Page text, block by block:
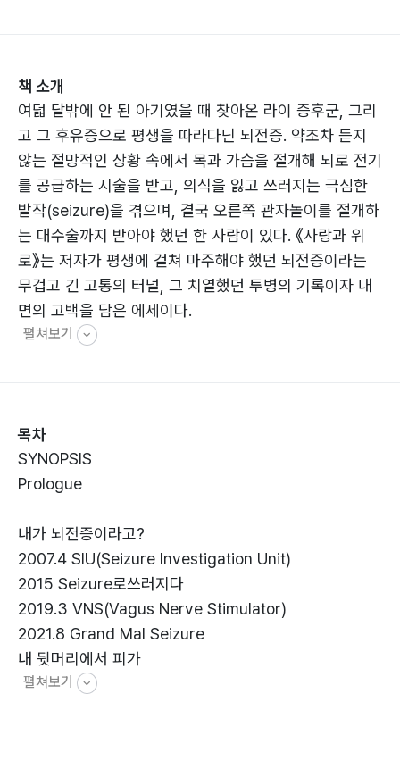
책 소개
여덟 달밖에 안 된 아기였을 때 찾아온 라이 증후군, 그리
고 그 후유증으로 평생을 따라다닌 뇌전증. 약조차 듣지
않는 절망적인 상황 속에서 목과 가슴을 절개해 뇌로 전기
를 공급하는 시술을 받고, 의식을 잃고 쓰러지는 극심한
발작(seizure)을 겪으며, 결국 오른쪽 관자놀이를 절개하
는 대수술까지 받아야 했던 한 사람이 있다. 《사랑과 위
로》는 저자가 평생에 걸쳐 마주해야 했던 뇌전증이라는
무겁고 긴 고통의 터널, 그 치열했던 투병의 기록이자 내
면의 고백을 담은 에세이다.
끝이 보이지 않는 질병의 미로 속에서 저자는 “왜 나에게
고통과 응급상황 속에서도 자신을 지탱해 준 가족의 헌신,
그리고 하나님의 사랑을 통해 비로소 스스로가 얼마나 소
중한 사람인지 깨달았기 때문이다. 이 책은 시련의 시간을
지금 이 순간에도 자신만의 고통스러운 미로 속에서 길을
잃고 헤매는 수많은 이들에게 따뜻한 구원의 빛을 건넨다.
펼쳐보기
목차
SYNOPSIS
Prologue
내가 뇌전증이라고?
2007.4 SIU(Seizure Investigation Unit)
2015 Seizure로쓰러지다
2019.3 VNS(Vagus Nerve Stimulator)
2021.8 Grand Mal Seizure
내 뒷머리에서 피가
2023.1 Second Sedation
펼쳐보기